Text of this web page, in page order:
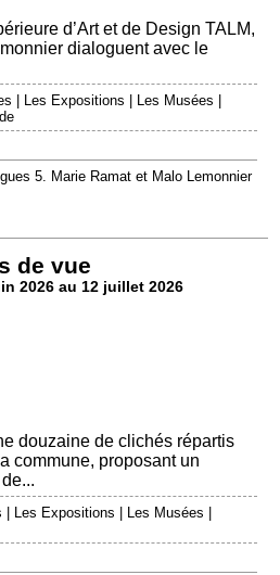
d’Art et de Design TALM,
dialoguent avec le
Les Expositions Les Musées
5. Marie Ramat et Malo Lemonnier
de vue
2026 au 12 juillet 2026
douzaine de clichés répartis
commune, proposant un
| Les Expositions | Les Musées |